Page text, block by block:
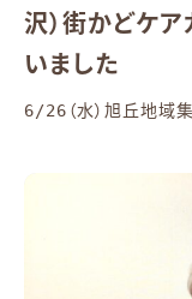
沢）街かどケ
いました
6/26（水）旭丘地域